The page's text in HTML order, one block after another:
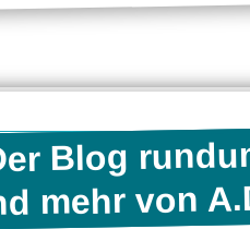
Blog
mehr von